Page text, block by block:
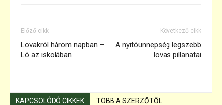
Előző cikk
Lovakról három napban –
Ló az iskolában
Következő cikk
A nyitóünnepség legszebb
lovas pillanatai
KAPCSOLÓDÓ CIKKEK TÖBB A SZERZŐTŐL